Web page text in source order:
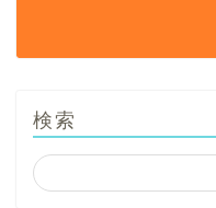
検索